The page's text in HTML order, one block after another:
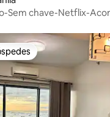
Sem chave-Netflix-